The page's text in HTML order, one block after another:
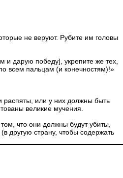
не веруют. Рубите им головы
и дарую победу], укрепите же тех,
всем пальцам (и конечностям)!»
распяты, или у них должны быть
великие мучения.
что они должны будут убиты,
другую страну, чтобы содержать